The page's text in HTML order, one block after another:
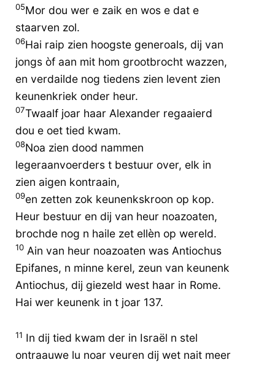
05Mor dou wer e zaik en wos e dat e
staarven zol.
06Hai raip zien hoogste generoals, dij van
jongs òf aan mit hom grootbrocht wazzen,
en verdailde nog tiedens zien levent zien
keunenkriek onder heur.
07Twaalf joar haar Alexander regaaierd
dou e oet tied kwam.
08Noa zien dood nammen
legeraanvoerders t bestuur over, elk in
zien aigen kontraain,
09en zetten zok keunenkskroon op kop.
Heur bestuur en dij van heur noazoaten,
brochde nog n haile zet ellèn op wereld.
10 Ain van heur noazoaten was Antiochus
Epifanes, n minne kerel, zeun van keunenk
Antiochus, dij giezeld west haar in Rome.
Hai wer keunenk in t joar 137.
11 In dij tied kwam der in Israël n stel
ontraauwe lu noar veuren dij wet nait meer